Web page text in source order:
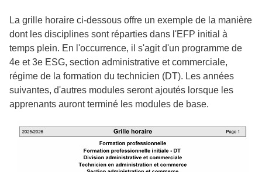
La grille horaire ci-dessous offre un exemple de la manière
dont les disciplines sont réparties dans l'EFP initial à
temps plein. En l'occurrence, il s'agit d'un programme de
4e et 3e ESG, section administrative et commerciale,
régime de la formation du technicien (DT). Les années
suivantes, d'autres modules seront ajoutés lorsque les
apprenants auront terminé les modules de base.